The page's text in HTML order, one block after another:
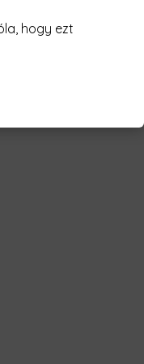
hogy ezt